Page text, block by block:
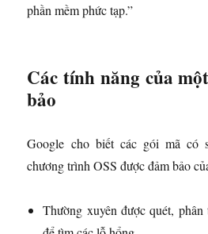
phần mềm phức tạp.”
Các tính năng của
bảo
Google cho biết các gói mã có
chương trình OSS được đảm bảo
Thường xuyên được quét,